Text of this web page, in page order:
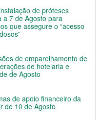
de próteses
a 7 de Agosto para
que assegure o “acesso
de emparelhamento de
de hotelaria e
de Agosto
de apoio financeiro da
de 10 de Agosto